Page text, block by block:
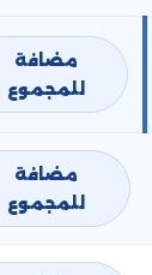
مضافة
للمجموع
مضافة
للمجموع